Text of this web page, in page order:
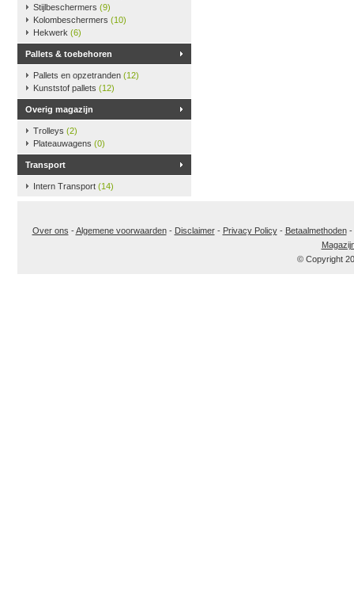
Stijlbeschermers (9)
Kolombeschermers (10)
Hekwerk (6)
Pallets & toebehoren
Pallets en opzetranden (12)
Kunststof pallets (12)
Overig magazijn
Trolleys (2)
Plateauwagens (0)
Transport
Intern Transport (14)
Over ons -Algemene voorwaarden- Disclaimer- Privacy Policy- Betaalmethoden-
© Copyright